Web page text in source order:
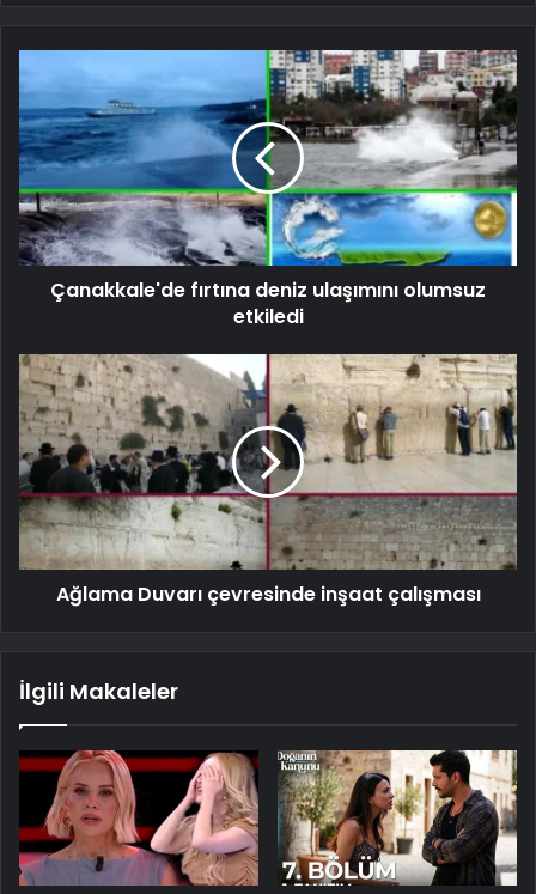
Çanakkale'de fırtına deniz ulaşımını olumsuz
etkiledi
Ağlama Duvarı çevresinde inşaat çalışması
İlgili Makaleler